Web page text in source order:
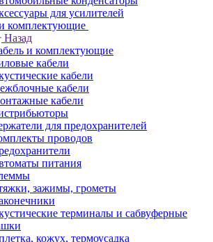
для усилителей
комплектующие
Назад
и комплектующие
кабели
кабели
кабели
кабели
для предохранителей
проводов
питания
зажимы, грометы
терминалы и сабвуферные
кожух, термоусадка